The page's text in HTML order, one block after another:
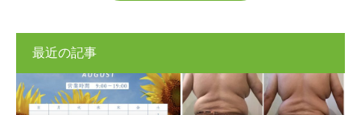
最近の記事